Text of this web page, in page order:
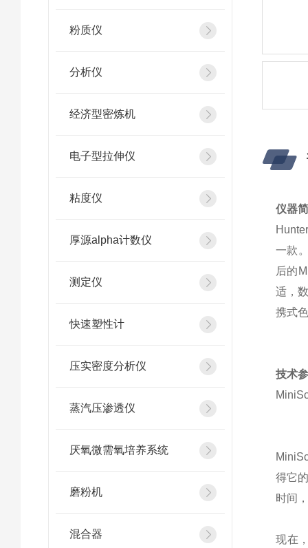
粉质仪
分析仪
经济型密炼机
电子型拉伸仪
粘度仪
厚源alpha计数仪
测定仪
快速塑性计
压实密度分析仪
蒸汽压渗透仪
厌氧微需氧培养系统
磨粉机
混合器
仪器
一款
后的
适，
携式
技术
得它
时间
现在